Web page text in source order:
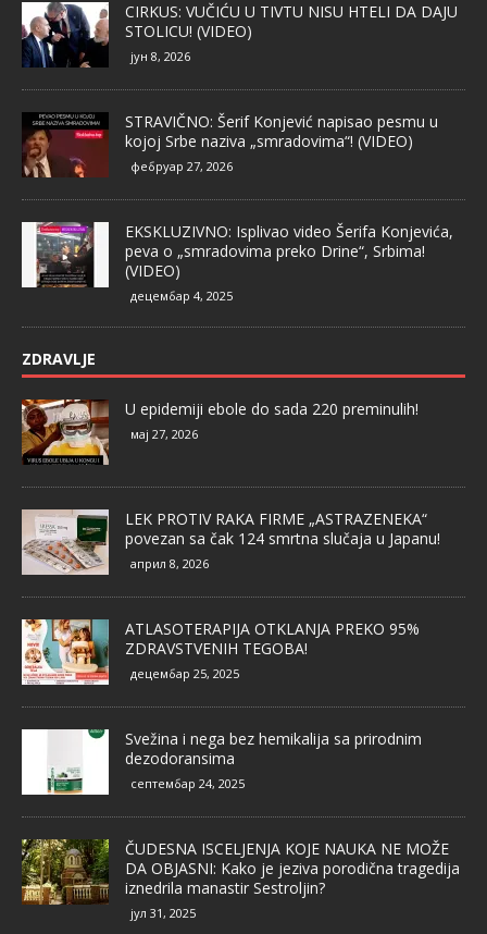
CIRKUS: VUČIĆU U TIVTU NISU HTELI DA DAJU
STOLICU! (VIDEO)
јун 8, 2026
STRAVIČNO: Šerif Konjević napisao pesmu u
kojoj Srbe naziva „smradovima“! (VIDEO)
фебруар 27, 2026
EKSKLUZIVNO: Isplivao video Šerifa Konjevića,
peva o „smradovima preko Drine“, Srbima!
(VIDEO)
децембар 4, 2025
ZDRAVLJE
U epidemiji ebole do sada 220 preminulih!
мај 27, 2026
LEK PROTIV RAKA FIRME „ASTRAZENEKA“
povezan sa čak 124 smrtna slučaja u Japanu!
април 8, 2026
ATLASOTERAPIJA OTKLANJA PREKO 95%
ZDRAVSTVENIH TEGOBA!
децембар 25, 2025
Svežina i nega bez hemikalija sa prirodnim
dezodoransima
септембар 24, 2025
ČUDESNA ISCELJENJA KOJE NAUKA NE MOŽE
DA OBJASNI: Kako je jeziva porodična tragedija
iznedrila manastir Sestroljin?
јул 31, 2025